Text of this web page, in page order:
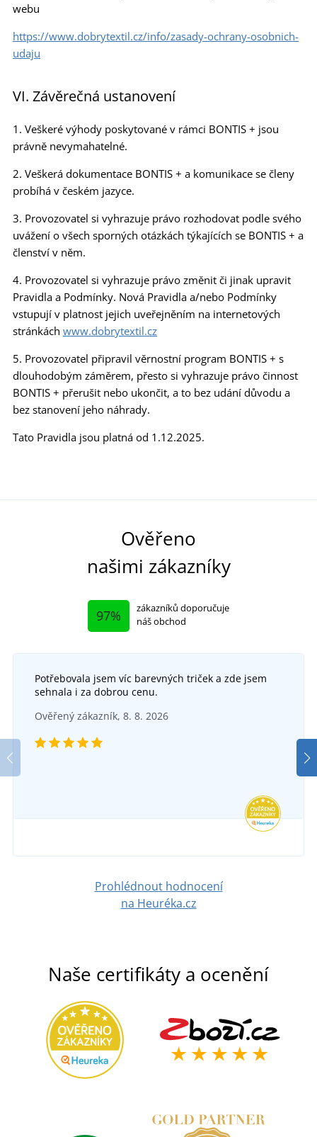
webu
https://www.dobrytextil.cz/info/zasady-ochrany-osobnich-
udaju
VI. Závěrečná ustanovení
1. Veškeré výhody poskytované v rámci BONTIS + jsou
právně nevymahatelné.
2. Veškerá dokumentace BONTIS + a komunikace se členy
probíhá v českém jazyce.
3. Provozovatel si vyhrazuje právo rozhodovat podle svého
uvážení o všech sporných otázkách týkajících se BONTIS + a
členství v něm.
4. Provozovatel si vyhrazuje právo změnit či jinak upravit
Pravidla a Podmínky. Nová Pravidla a/nebo Podmínky
vstupují v platnost jejich uveřejněním na internetových
stránkách www.dobrytextil.cz
5. Provozovatel připravil věrnostní program BONTIS + s
dlouhodobým záměrem, přesto si vyhrazuje právo činnost
BONTIS + přerušit nebo ukončit, a to bez udání důvodu a
bez stanovení jeho náhrady.
Tato Pravidla jsou platná od 1.12.2025.
Ověřeno
našimi zákazníky
97%
zákazníků doporučuje
náš obchod
Potřebovala jsem víc barevných triček a zde jsem
sehnala i za dobrou cenu.
Ověřený zákazník, 8. 8. 2026
Prohlédnout hodnocení
na Heuréka.cz
Naše certifikáty a ocenění